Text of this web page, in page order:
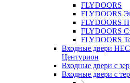
FLYDOORS
FLYDOORS
FLYDOORS
FLYDOORS
FLYDOORS
Входные двери
Центурион
Входные двери с
Входные двери с